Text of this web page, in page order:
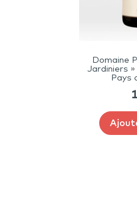
Domaine
Jardiniers
Pays